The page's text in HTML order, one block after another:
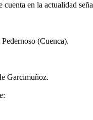
en la actualidad
(Cuenca).
Garcimuñoz.